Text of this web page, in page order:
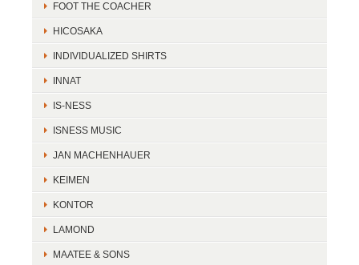
FOOT THE COACHER
HICOSAKA
INDIVIDUALIZED SHIRTS
INNAT
IS-NESS
ISNESS MUSIC
JAN MACHENHAUER
KEIMEN
KONTOR
LAMOND
MAATEE & SONS